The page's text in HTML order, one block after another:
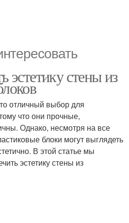
эстетику стены из
отличный выбор для
что они прочные,
Однако, несмотря на все
блоки могут выглядеть
В этой статье мы
эстетику стены из